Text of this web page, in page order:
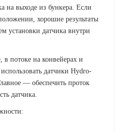
на выходе из бункера. Если
хорошие результаты
установки датчика внутри
в потоке на конвейерах и
датчики Hydro-
— обеспечить проток
датчика.